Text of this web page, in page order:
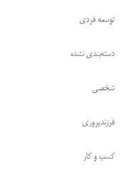
توسعه فردی
دسته‌بندی نشده
شخصی
فرزندپروری
کسب و کار